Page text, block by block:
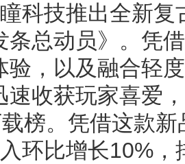
科技推出全新
条总动员》。凭
验，以及融合轻
速收获玩家喜爱
榜。凭借这款
环比增长10%